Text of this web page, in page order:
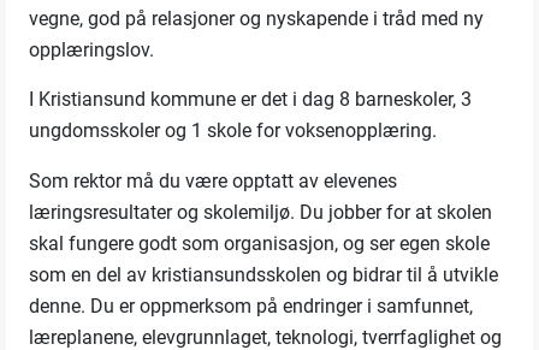
vegne, god på relasjoner og nyskapende i tråd med ny
opplæringslov.
I Kristiansund kommune er det i dag 8 barneskoler, 3
ungdomsskoler og 1 skole for voksenopplæring.
Som rektor må du være opptatt av elevenes
læringsresultater og skolemiljø. Du jobber for at skolen
skal fungere godt som organisasjon, og ser egen skole
som en del av kristiansundsskolen og bidrar til å utvikle
denne. Du er oppmerksom på endringer i samfunnet,
læreplanene, elevgrunnlaget, teknologi, tverrfaglighet og